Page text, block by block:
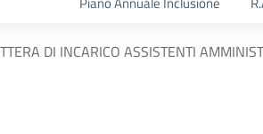
DI INCARICO ASSISTENTI